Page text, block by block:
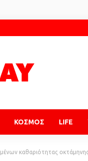
ΚΟΣΜΟΣ LIFE
καθαριότητας